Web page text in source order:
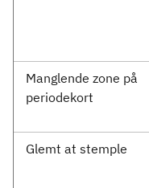
Manglende zone på
periodekort
Glemt at stemple